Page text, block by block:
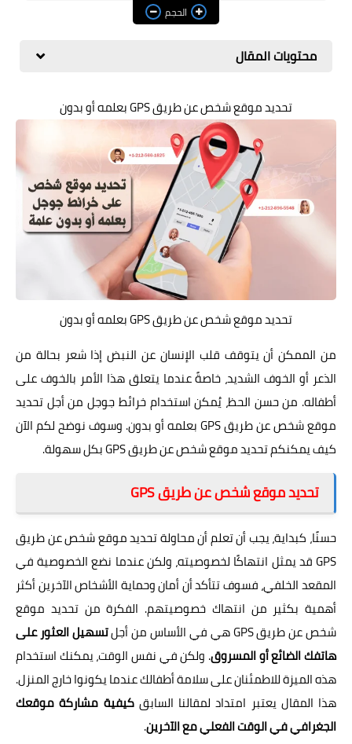
الربح من الانترنت
الحجم
محتويات المقال
تحديد موقع شخص عن طريق GPS بعلمه أو بدون
تحديد موقع شخص عن طريق GPS بعلمه أو بدون
من الممكن أن يتوقف قلب الإنسان عن النبض إذا شعر بحالة من
الذعر أو الخوف الشديد، خاصةً عندما يتعلق هذا الأمر بالخوف على
أطفاله. من حسن الحظ، يُمكن استخدام خرائط جوجل من أجل تحديد
موقع شخص عن طريق GPS بعلمه أو بدون. وسوف نوضح لكم الآن
كيف يمكنكم تحديد موقع شخص عن طريق GPS بكل سهولة.
تحديد موقع شخص عن طريق GPS
حسنًا، كبداية، يجب أن تعلم أن محاولة تحديد موقع شخص عن طريق
GPS قد يمثل انتهاكًا لخصوصيته، ولكن عندما نضع الخصوصية في
المقعد الخلفي، فسوف تتأكد أن أمان وحماية الأشخاص الآخرين أكثر
أهمية بكثير من انتهاك خصوصيتهم. الفكرة من تحديد موقع
شخص عن طريق GPS هي في الأساس من أجل
تسهيل العثور على
هاتفك الضائع أو المسروق. ولكن في نفس الوقت، يمكنك استخدام
هذه الميزة للاطمئنان على سلامة أطفالك عندما يكونوا خارج المنزل.
هذا المقال يعتبر امتداد لمقالنا السابقكيفية مشاركة موقعك
الجغرافي في الوقت الفعلي مع الآخرين.